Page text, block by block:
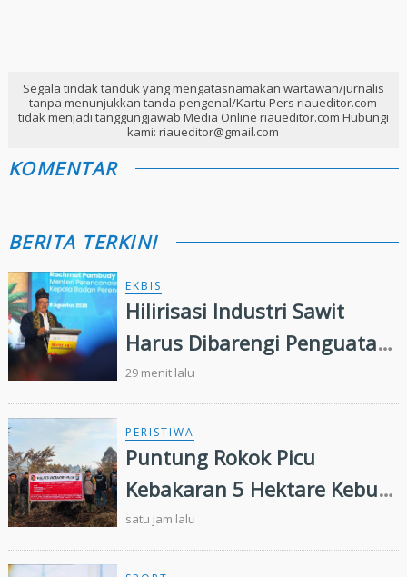
Segala tindak tanduk yang mengatasnamakan wartawan/jurnalis
tanpa menunjukkan tanda pengenal/Kartu Pers riaueditor.com
tidak menjadi tanggungjawab Media Online riaueditor.com Hubungi
kami: riaueditor@gmail.com
KOMENTAR
BERITA TERKINI
EKBIS
Hilirisasi Industri Sawit
Harus Dibarengi Penguatan
Ekosistem Hulu hingga Hilir
29 menit lalu
PERISTIWA
Puntung Rokok Picu
Kebakaran 5 Hektare Kebun
Sawit
satu jam lalu